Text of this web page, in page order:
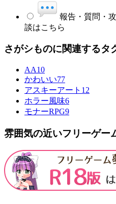
報告・質問・
談はこちら
さがシものに関連するタ
AA10
かわいい77
アスキーアート 12
ホラー風味6
モナーRPG9
雰囲気の近いフリーゲー